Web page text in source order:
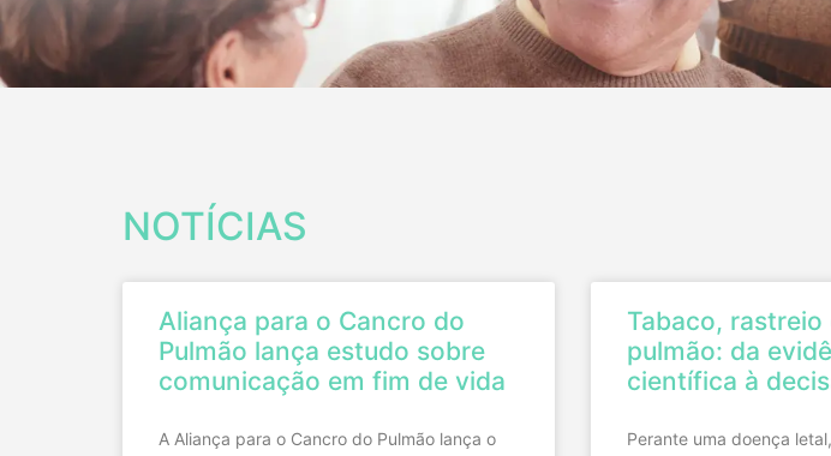
NOTÍCIAS
Aliança para o Cancro do
Pulmão lança estudo sobre
comunicação em fim de vida
A Aliança para o Cancro do Pulmão lança o
Tabaco,
pulmão: da
científica à
Perante uma doença